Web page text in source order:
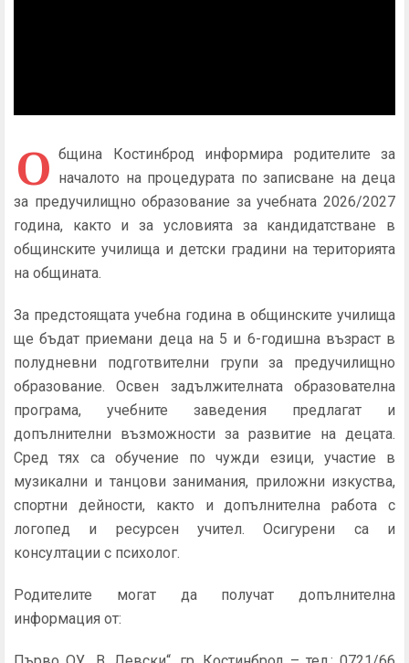
О бщина Костинброд информира родителите за
началото на процедурата по записване на деца
за предучилищно образование за учебната 2026/2027
година, както и за условията за кандидатстване в
общинските училища и детски градини на територията
на общината.
За предстоящата учебна година в общинските училища
ще бъдат приемани деца на 5 и 6-годишна възраст в
полудневни подготвителни групи за предучилищно
образование. Освен задължителната образователна
програма, учебните заведения предлагат и
допълнителни възможности за развитие на децата.
Сред тях са обучение по чужди езици, участие в
музикални и танцови занимания, приложни изкуства,
спортни дейности, както и допълнителна работа с
логопед и ресурсен учител. Осигурени са и
консултации с психолог.
Родителите могат да получат допълнителна
информация от: